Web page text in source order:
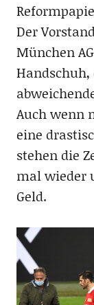
Der
München
Auch wenn
eine
stehen die
mal wieder
Geld.